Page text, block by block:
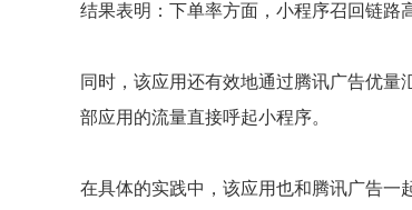
结果表明：下单率方面，小程序召回链路
同时，该应用还有效地通过腾讯广告优
部应用的流量直接呼起小程序。
在具体的实践中，该应用也和腾讯广告一